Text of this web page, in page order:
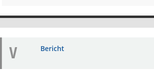
V Bericht